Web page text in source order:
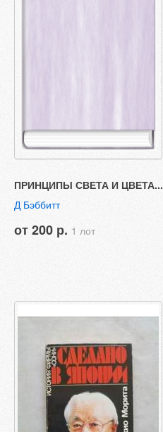
ПРИНЦИПЫ СВЕТА И ЦВЕТА...
Д Бэббитт
от 200 р. 1 лот